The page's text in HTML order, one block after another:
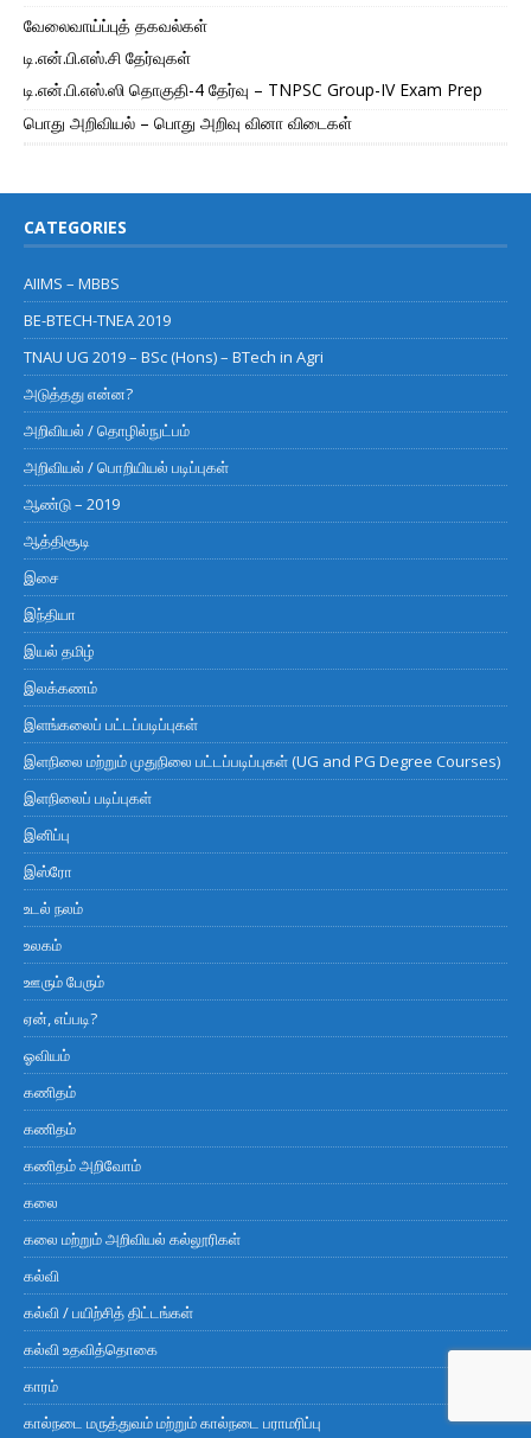
வேலைவாய்ப்புத் தகவல்கள்
டி.என்.பி.எஸ்.சி தேர்வுகள்
டி.என்.பி.எஸ்.ஸி தொகுதி-4 தேர்வு – TNPSC Group-IV Exam Prep
பொது அறிவியல் – பொது அறிவு வினா விடைகள்
CATEGORIES
AIIMS – MBBS
BE-BTECH-TNEA 2019
TNAU UG 2019 – BSc (Hons) – BTech in Agri
அடுத்தது என்ன?
அறிவியல் / தொழில்நுட்பம்
அறிவியல் / பொறியியல் படிப்புகள்
ஆண்டு – 2019
ஆத்திசூடி
இசை
இந்தியா
இயல் தமிழ்
இலக்கணம்
இளங்கலைப் பட்டப்படிப்புகள்
இளநிலை மற்றும் முதுநிலை பட்டப்படிப்புகள் (UG and PG Degree Courses)
இளநிலைப் படிப்புகள்
இனிப்பு
இஸ்ரோ
உடல் நலம்
உலகம்
ஊரும் பேரும்
ஏன், எப்படி?
ஓவியம்
கணிதம்
கணிதம்
கணிதம் அறிவோம்
கலை
கலை மற்றும் அறிவியல் கல்லூரிகள்
கல்வி
கல்வி / பயிற்சித் திட்டங்கள்
கல்வி உதவித்தொகை
காரம்
கால்நடை மருத்துவம் மற்றும் கால்நடை பராமரிப்பு